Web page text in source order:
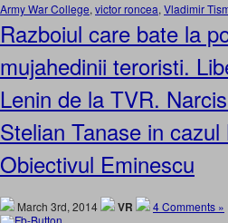
Army War College, victor roncea, Vladimir
Razboiul care bate la
mujahedinii teroristi.
Lenin de la TVR.
Stelian Tanase in
Obiectivul Eminescu
March 3rd, 2014 VR 4 Comments »